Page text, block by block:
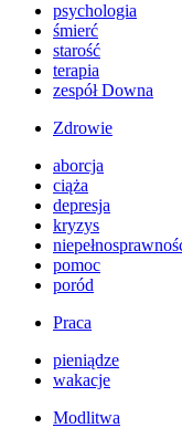
psychologia
śmierć
starość
terapia
zespół Downa
Zdrowie
aborcja
ciąża
depresja
kryzys
pomoc
poród
Praca
pieniądze
wakacje
Modlitwa